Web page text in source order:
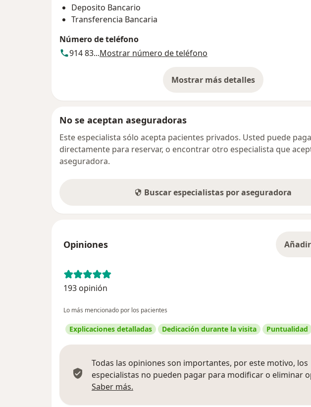
Deposito Bancario
Transferencia Bancaria
Número de teléfono
914 83...Mostrar número de teléfono
Mostrar más detalles
sobre la dirección
No se aceptan aseguradoras
Este especialista sólo acepta pacientes privados. Usted puede
directamente para reservar, o encontrar otro especialista que
aseguradora.
Buscar especialistas por aseguradora
Opiniones
193 opinión
Lo más mencionado por los pacientes
Explicaciones detalladas Dedicación durante la visita Puntualidad
Todas las opiniones son importantes, por este motivo, los
especialistas no pueden pagar para modificar o eliminar
Saber más.